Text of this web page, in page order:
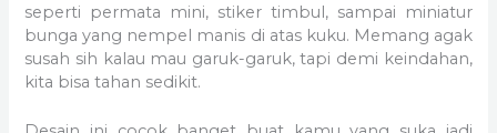
seperti permata mini, stiker timbul, sampai miniatur
bunga yang nempel manis di atas kuku. Memang agak
susah sih kalau mau garuk-garuk, tapi demi keindahan,
kita bisa tahan sedikit.